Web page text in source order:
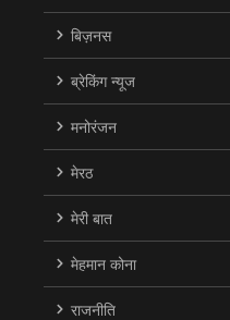
बिज़नस
ब्रेकिंग न्यूज
मनोरंजन
मेरठ
मेरी बात
मेहमान कोना
राजनीति